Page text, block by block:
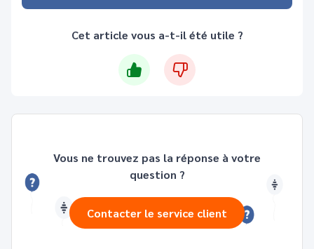
Cet article vous a-t-il été utile ?
Vous ne trouvez pas la réponse à votre
question ?
Contacter le service client